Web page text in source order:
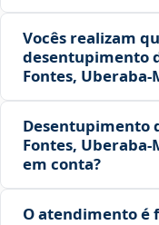
Vocês realizam
desentupimento
Fontes,
Desentupimento
Fontes,
em conta?
O atendimento é